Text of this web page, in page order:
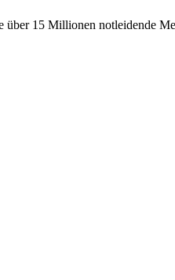
15 Millionen notleidende